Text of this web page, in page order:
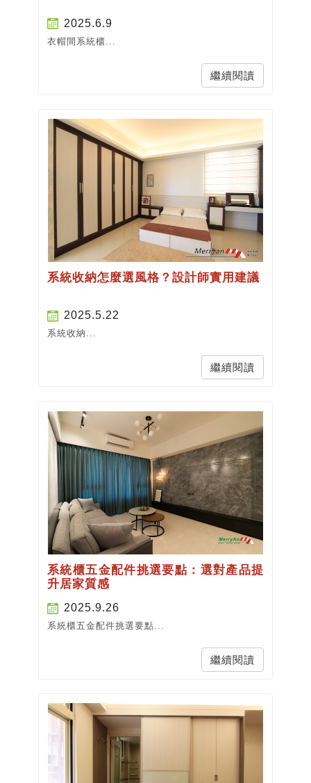
2025.6.9
衣帽間系統櫃...
繼續閱讀
系統收納怎麼選風格？設計師實用建議
2025.5.22
系統收納...
繼續閱讀
系統櫃五金配件挑選要點：選對產品提
升居家質感
2025.9.26
系統櫃五金配件挑選要點...
繼續閱讀